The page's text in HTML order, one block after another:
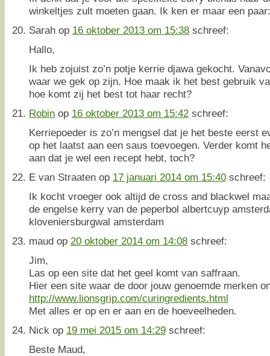
winkeltjes zult moeten gaan. Ik ken er maar een
Sarah op 16 oktober 2013 om 15:38 schreef:
Hallo,
Ik heb zojuist zo’n potje kerrie djawa gekocht.
waar we gek op zijn. Hoe maak ik het best gebruik
hoe komt zij het best tot haar recht?
Robin op 16 oktober 2013 om 15:42 schreef:
Kerriepoeder is zo’n mengsel dat je het beste eerst
op het laatst aan een saus toevoegen. Verder komt
aan dat je wel een recept hebt, toch?
E van Straaten op 17 januari 2014 om 15:40 schreef:
Ik kocht vroeger ook altijd de cross and blackwel
de engelse kerry van de peperbol albertcuyp
kloveniersburgwal amsterdam
maud op 20 oktober 2014 om 14:08 schreef:
Jim,
Las op een site dat het geel komt van saffraan.
Hier een site waar de door jouw genoemde merken
http://www.lionsgrip.com/curingredients.html
Met alles er op en er aan en de hoeveelheden.
Nick op 19 mei 2015 om 14:29 schreef:
Beste Maud,